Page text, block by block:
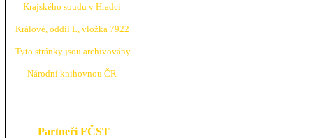
Krajského soudu v Hradci
Králové, oddíl L, vložka 7922
Tyto stránky jsou archivovány
Národní knihovnou ČR
Partneři FČST